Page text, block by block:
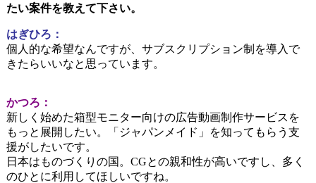
たい案件を教えて下さい。
はぎひろ：
個人的な希望なんですが、サブスクリプション制を導入で
きたらいいなと思っています。
かつろ：
新しく始めた箱型モニター向けの広告動画制作サービスを
もっと展開したい。「ジャパンメイド」を知ってもらう支
援がしたいです。
日本はものづくりの国。CGとの親和性が高いですし、多く
のひとに利用してほしいですね。